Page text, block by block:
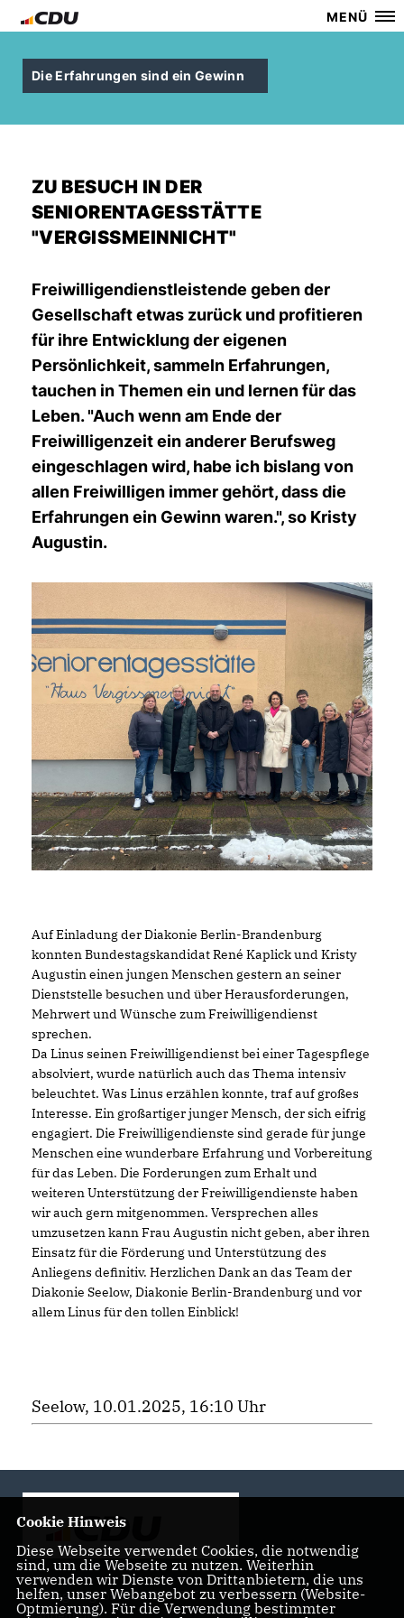
MENÜ
Die Erfahrungen sind ein Gewinn
ZU BESUCH IN DER
SENIORENTAGESSTÄTTE
"VERGISSMEINNICHT"
Freiwilligendienstleistende geben der
Gesellschaft etwas zurück und profitieren
für ihre Entwicklung der eigenen
Persönlichkeit, sammeln Erfahrungen,
tauchen in Themen ein und lernen für das
Leben. "Auch wenn am Ende der
Freiwilligenzeit ein anderer Berufsweg
eingeschlagen wird, habe ich bislang von
allen Freiwilligen immer gehört, dass die
Erfahrungen ein Gewinn waren.", so Kristy
Augustin.
Auf Einladung der Diakonie Berlin-Brandenburg
konnten Bundestagskandidat René Kaplick und Kristy
Augustin einen jungen Menschen gestern an seiner
Dienststelle besuchen und über Herausforderungen,
Mehrwert und Wünsche zum Freiwilligendienst
sprechen.
Da Linus seinen Freiwilligendienst bei einer Tagespflege
absolviert, wurde natürlich auch das Thema intensiv
beleuchtet. Was Linus erzählen konnte, traf auf großes
Interesse. Ein großartiger junger Mensch, der sich eifrig
engagiert. Die Freiwilligendienste sind gerade für junge
Menschen eine wunderbare Erfahrung und Vorbereitung
für das Leben. Die Forderungen zum Erhalt und
weiteren Unterstützung der Freiwilligendienste haben
wir auch gern mitgenommen. Versprechen alles
umzusetzen kann Frau Augustin nicht geben, aber ihren
Einsatz für die Förderung und Unterstützung des
Anliegens definitiv. Herzlichen Dank an das Team der
Diakonie Seelow, Diakonie Berlin-Brandenburg und vor
allem Linus für den tollen Einblick!
Seelow, 10.01.2025, 16:10 Uhr
Landtagsabgeordnete der CDU Fraktion im Landtag
Cookie Hinweis
Diese Webseite verwendet Cookies, die notwendig
sind, um die Webseite zu nutzen. Weiterhin
verwenden wir Dienste von Drittanbietern, die uns
helfen, unser Webangebot zu verbessern (Website-
Optmierung). Für die Verwendung bestimmter